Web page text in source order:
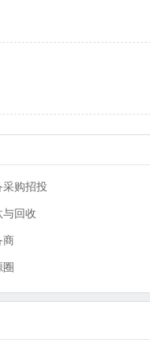
采购招投
与回收
商
圈